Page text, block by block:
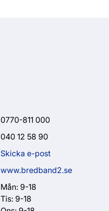
0770-811 000
040 12 58 90
Skicka e-post
www.bredband2.se
Mån: 9-18
Tis: 9-18